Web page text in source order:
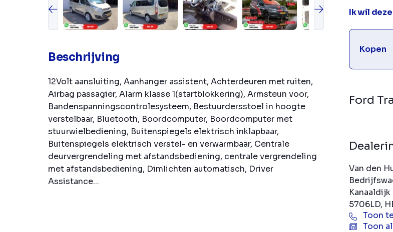
Beschrijving
12Volt aansluiting, Aanhanger assistent, Achterdeuren met ruiten,
Airbag passagier, Alarm klasse 1(startblokkering), Armsteun voor,
Bandenspanningscontrolesysteem, Bestuurdersstoel in hoogte
verstelbaar, Bluetooth, Boordcomputer, Boordcomputer met
stuurwielbediening, Buitenspiegels elektrisch inklapbaar,
Buitenspiegels elektrisch verstel- en verwarmbaar, Centrale
deurvergrendeling met afstandsbediening, centrale vergrendeling
met afstandsbediening, Dimlichten automatisch, Driver
Assistance...
Ik wil
Kopen
Ford
Van den
Kanaaldijk
5706LD,
Toon
Toon